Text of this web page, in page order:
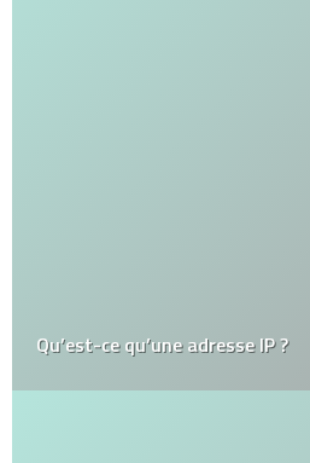
Qu’est-ce qu’une adresse IP ?